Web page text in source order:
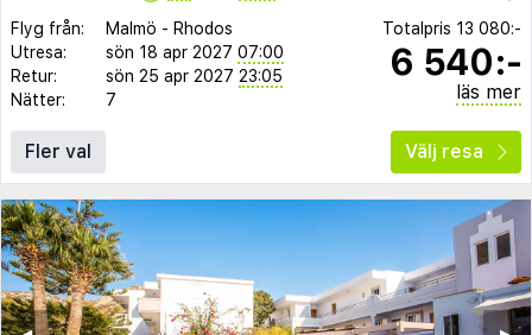
Flyg från: Malmö - Rhodos
Utresa:
sön 18 apr 2027 07:00
Retur:
sön 25 apr 2027 23:05
Nätter:
7
Totalpris 13 080:-
6 540:-
läs mer
Fler val Välj resa